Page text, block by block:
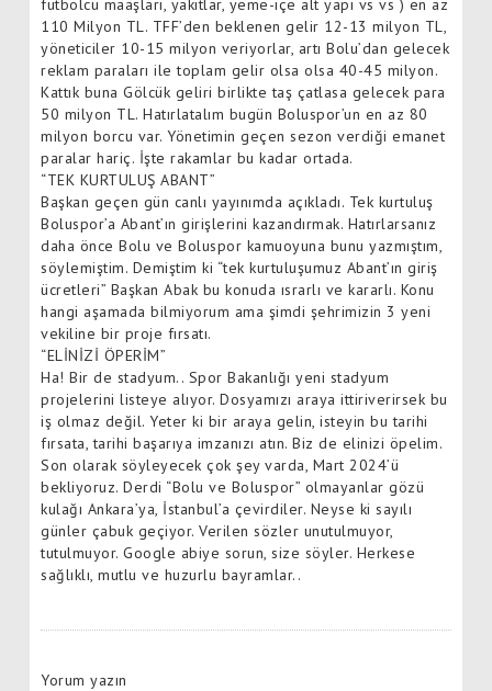
110 Milyon TL. TFF’den beklenen gelir 12-13 milyon TL,
yöneticiler 10-15 milyon veriyorlar, artı Bolu’dan gelecek
reklam paraları ile toplam gelir olsa olsa 40-45 milyon.
Kattık buna Gölcük geliri birlikte taş çatlasa gelecek para
50 milyon TL. Hatırlatalım bugün Boluspor’un en az 80
milyon borcu var. Yönetimin geçen sezon verdiği emanet
paralar hariç. İşte rakamlar bu kadar ortada.
“TEK KURTULUŞ ABANT”
Başkan geçen gün canlı yayınımda açıkladı. Tek kurtuluş
Boluspor’a Abant’ın girişlerini kazandırmak. Hatırlarsanız
daha önce Bolu ve Boluspor kamuoyuna bunu yazmıştım,
söylemiştim. Demiştim ki “tek kurtuluşumuz Abant’ın giriş
ücretleri” Başkan Abak bu konuda ısrarlı ve kararlı. Konu
hangi aşamada bilmiyorum ama şimdi şehrimizin 3 yeni
vekiline bir proje fırsatı.
“ELİNİZİ ÖPERİM”
Ha! Bir de stadyum.. Spor Bakanlığı yeni stadyum
projelerini listeye alıyor. Dosyamızı araya ittiriverirsek bu
iş olmaz değil. Yeter ki bir araya gelin, isteyin bu tarihi
fırsata, tarihi başarıya imzanızı atın. Biz de elinizi öpelim.
Son olarak söyleyecek çok şey varda, Mart 2024’ü
bekliyoruz. Derdi “Bolu ve Boluspor” olmayanlar gözü
kulağı Ankara’ya, İstanbul’a çevirdiler. Neyse ki sayılı
günler çabuk geçiyor. Verilen sözler unutulmuyor,
tutulmuyor. Google abiye sorun, size söyler. Herkese
sağlıklı, mutlu ve huzurlu bayramlar..
Yorum yazın